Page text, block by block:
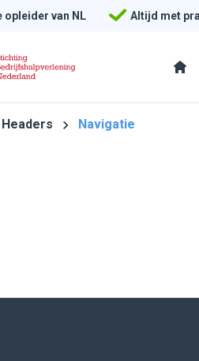
opleider van NL Altijd met
Headers Navigatie
opleider van NL Altijd met